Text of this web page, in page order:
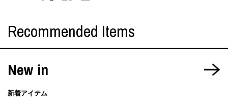
Recommended Items
New in
新着アイテム